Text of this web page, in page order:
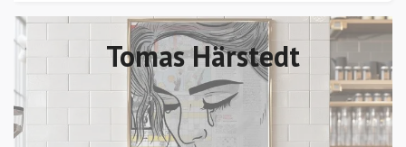
Tomas Härstedt